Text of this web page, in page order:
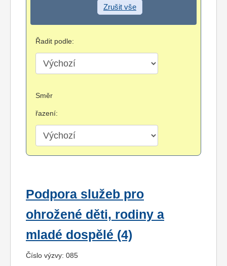
Zrušit vše
Řadit podle:
Směr
řazení:
Podpora služeb pro
ohrožené děti, rodiny a
mladé dospělé (4)
Číslo výzvy: 085